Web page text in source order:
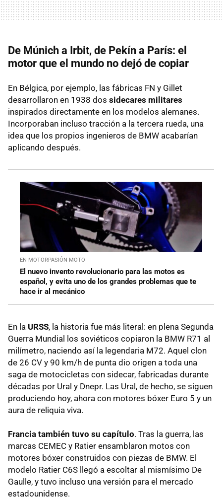
De Múnich a Irbit, de Pekín a París: el
motor que el mundo no dejó de copiar
En Bélgica, por ejemplo, las fábricas FN y Gillet
desarrollaron en 1938 dos sidecares militares
inspirados directamente en los modelos alemanes.
Incorporaban incluso tracción a la tercera rueda, una
idea que los propios ingenieros de BMW acabarían
aplicando después.
EN MOTORPASIÓN MOTO
El nuevo invento revolucionario para las motos es
español, y evita uno de los grandes problemas que te
hace ir al mecánico
En la URSS, la historia fue más literal: en plena Segunda
Guerra Mundial los soviéticos copiaron la BMW R71 al
milímetro, naciendo así la legendaria M72. Aquel clon
de 26 CV y 90 km/h de punta dio origen a toda una
saga de motocicletas con sidecar, fabricadas durante
décadas por Ural y Dnepr. Las Ural, de hecho, se siguen
produciendo hoy, ahora con motores bóxer Euro 5 y un
aura de reliquia viva.
Francia también tuvo su capítulo. Tras la guerra, las
marcas CEMEC y Ratier ensamblaron motos con
motores bóxer construidos con piezas de BMW. El
modelo Ratier C6S llegó a escoltar al mismísimo De
Gaulle, y tuvo incluso una versión para el mercado
estadounidense.